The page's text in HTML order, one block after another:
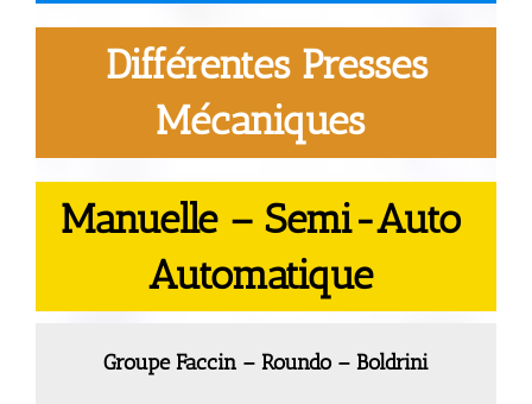
Différentes Presses
Mécaniques
Manuelle – Semi-Auto
Automatique
Groupe Faccin – Roundo – Boldrini